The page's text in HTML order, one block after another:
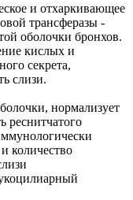
и отхаркивающее
трансферазы -
оболочки бронхов.
кислых и
секрета,
слизи.
нормализует
реснитчатого
количество